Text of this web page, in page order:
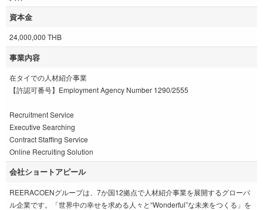
資本金
24,000,000 THB
事業内容
在タイでの人材紹介事業
【許認可番号】Employment Agency Number 1290/2555
Recruitment Service
Executive Searching
Contract Staffing Service
Online Recruiting Solution
会社ショートアピール
REERACOENグループは、7か国12拠点で人材紹介事業を展開するグローバ
ル企業です。「世界中の幸せを求める人々と“Wonderful”な未来をつくる」を